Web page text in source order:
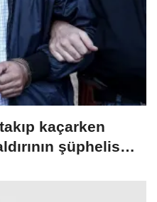
kaçarken
şüphelisi